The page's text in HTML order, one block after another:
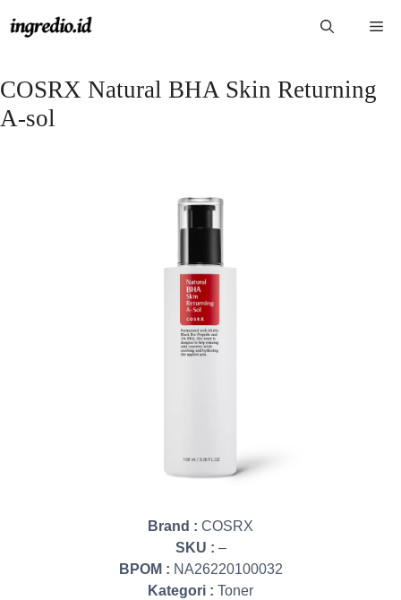
ke
COSRX Natural BHA Skin Returning
A-sol
Brand : COSRX
SKU : –
BPOM : NA26220100032
Kategori : Toner